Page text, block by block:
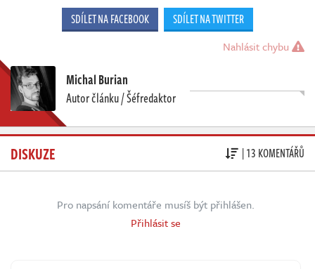
SDÍLET NA FACEBOOK SDÍLET NA TWITTER
Nahlásit chybu
Michal Burian
Autor článku / Šéfredaktor
DISKUZE | 13 KOMENTÁŘŮ
Pro napsání komentáře musíš být přihlášen.
Přihlásit se